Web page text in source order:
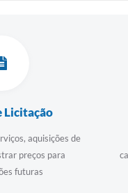
Licitação
aquisições de
preços para
futuras